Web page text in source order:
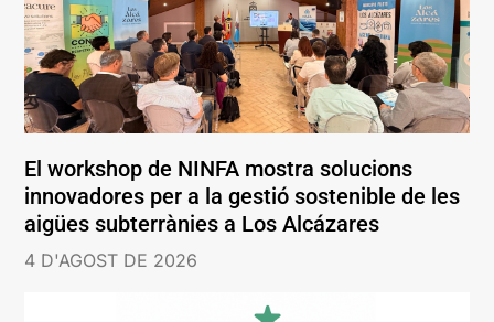
El workshop de NINFA mostra solucions
innovadores per a la gestió sostenible de les
aigües subterrànies a Los Alcázares
4 D'AGOST DE 2026